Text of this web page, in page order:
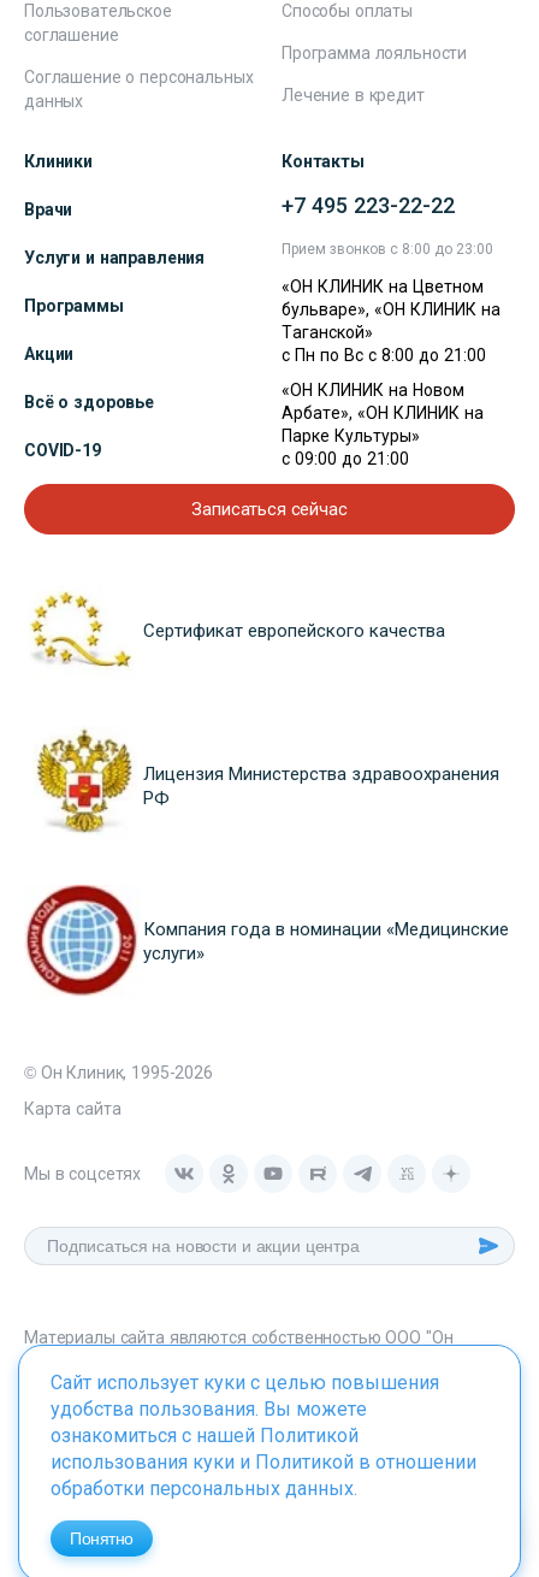
Пользовательское
соглашение
Соглашение о персональных
данных
Способы оплаты
Программа лояльности
Лечение в кредит
Клиники
Врачи
Услуги и направления
Программы
Акции
Всё о здоровье
COVID-19
Контакты
+7 495 223-22-22
Прием звонков с 8:00 до 23:00
«ОН КЛИНИК на Цветном
бульваре», «ОН КЛИНИК на
Таганской»
с Пн по Вс с 8:00 до 21:00
«ОН КЛИНИК на Новом
Арбате», «ОН КЛИНИК на
Парке Культуры»
с 09:00 до 21:00
Записаться сейчас
Сертификат европейского качества
Лицензия Министерства здравоохранения
РФ
Компания года в номинации «Медицинские
услуги»
© Он Клиник, 1995-2026
Карта сайта
Мы в соцсетях
Материалы сайта являются собственностью ООО "Он
onclinic.ru запрещено в соответствии со статьей 1259 ГК. РФ.
ИМЕЮТСЯ ПРОТИВОПОКАЗАНИЯ. НЕОБХОДИМО
ПРОКОНСУЛЬТИРОВАТЬСЯ СО СПЕЦИАЛИСТОМ
Сайт использует куки с целью повышения
удобства пользования. Вы можете
ознакомиться с нашей Политикой
использования куки и Политикой в отношении
обработки персональных данных.
Понятно